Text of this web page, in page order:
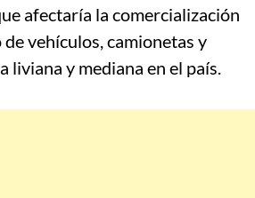
afectaría la comercialización
vehículos, camionetas y
liviana y mediana en el país.